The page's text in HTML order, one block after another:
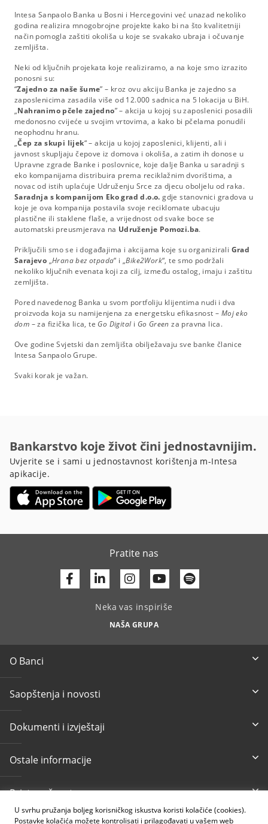
U svrhu pružanja boljeg korisničkog iskustva koristi kolačiće (cookies).
Postavke kolačića možete kontrolisati i prilagođavati u vašem web
Intesa Sanpaolo Banka u Bosni i Hercegovini već unazad nekoliko
godina realizira mnogobrojne projekte kako bi na što kvalitetniji
način pomogla zaštiti okoliša u koje se svakako ubraja i očuvanje
zemljišta.
Neki od ključnih projekata koje realiziramo, a na koje smo izrazito
ponosni su:
“Zajedno za naše šume” – kroz ovu akciju Banka je zajedno sa
zaposlenicima zasadila više od 12.000 sadnica na 5 lokacija u BiH.
„Nahranimo pčele zajedno” – akcija u kojoj su zaposlenici posadili
medonosno cvijeće u svojim vrtovima, a kako bi pčelama ponudili
neophodnu hranu.
„Čep za skupi lijek“ – akcija u kojoj zaposlenici, klijenti, ali i
javnost skupljaju čepove iz domova i okoliša, a zatim ih donose u
Upravne zgrade Banke i poslovnice, koje dalje Banka u saradnji s
eko kompanijama distribuira prema reciklažnim dvorištima, a
novac od istih uplaćuje Udruženju Srce za djecu oboljelu od raka.
Saradnja s kompanijom Eko grad d.o.o. gdje stanovnici gradova u
koje je ova kompanija postavila svoje reciklomate ubacuju
plastične ili staklene flaše, a vrijednost od svake boce se
automatski preusmjerava na Udruženje Pomozi.ba.
Priključili smo se i događajima i akcijama koje su organizirali Grad
Sarajevo „Hrana bez otpada“ i „Bike2Work“, te smo podržali
nekoliko ključnih evenata koji za cilj, između ostalog, imaju i zaštitu
zemljišta.
Pored navedenog Banka u svom portfoliju klijentima nudi i dva
proizvoda koja su namijenjena za energetsku efikasnost – Moj eko
dom – za fizička lica, te Go Digitali Go Green za pravna lica.
Ove godine Svjetski dan zemljišta obilježavaju sve banke članice
Intesa Sanpaolo Grupe.
Svaki korak je važan.
Bankarstvo koje život čini jednostavnijim.
Uvjerite se i sami u jednostavnost korištenja m-Intesa
apikacije.
Pratite nas
Facebook
Linkedin Youtube
Neka vas inspiriše
NAŠA GRUPA
O Banci
Saopštenja i novosti
Dokumenti i izvještaji
Ostale informacije
Pristupačnost